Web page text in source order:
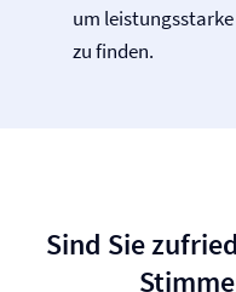
um
zu finden.
Sind Sie